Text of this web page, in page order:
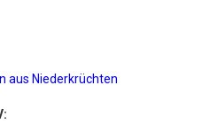
aus Niederkrüchten